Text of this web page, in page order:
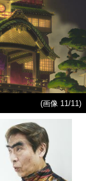
(画像 11/11)